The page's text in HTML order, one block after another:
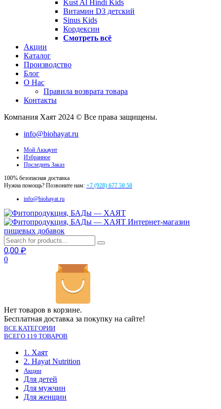
Kust Al Hindi Kids
Витамин D3 детский
Sinus Kids
Кордексин
Смотреть всё
Акции
Каталог
Производство
Блог
О Нас
Правила возврата товара
Контакты
Компания Хаят 2024 © Все права защищены.
info@biohayat.ru
Мой Аккаунт
Избранное
Прследить Заказ
100% безопасная доставка
Нужна помощь? Позвоните нам: +7 (928) 677 50 50
info@biohayat.ru
Интернет-магазин
пищевых добавок
0,00 ₽
0
Нет товаров в корзине.
Бесплатная доставка за покупку на сайте!
ВСЕ КАТЕГОРИИ
ВСЕГО 119 ТОВАРОВ
1. Хаят
2. Hayat Nutrition
Акции
Для детей
Для мужчин
Для женщин